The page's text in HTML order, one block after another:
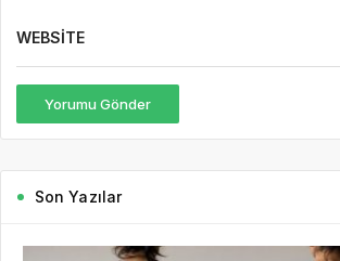
WEBSITE
Yorumu Gönder
Son Yazılar